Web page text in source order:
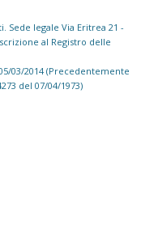
legale Via Eritrea 21 -
al Registro delle
03/2014 (Precedentemente
del 07/04/1973)